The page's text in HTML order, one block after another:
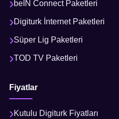
beIN Connect Paketleri
Digiturk İnternet Paketleri
Süper Lig Paketleri
TOD TV Paketleri
Fiyatlar
Kutulu Digiturk Fiyatları